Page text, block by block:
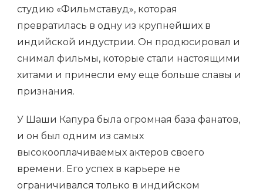
студию «Фильмставуд», которая
превратилась в одну из крупнейших в
индийской индустрии. Он продюсировал и
снимал фильмы, которые стали настоящими
хитами и принесли ему еще больше славы и
признания.
У Шаши Капура была огромная база фанатов,
и он был одним из самых
высокооплачиваемых актеров своего
времени. Его успех в карьере не
ограничивался только в индийском